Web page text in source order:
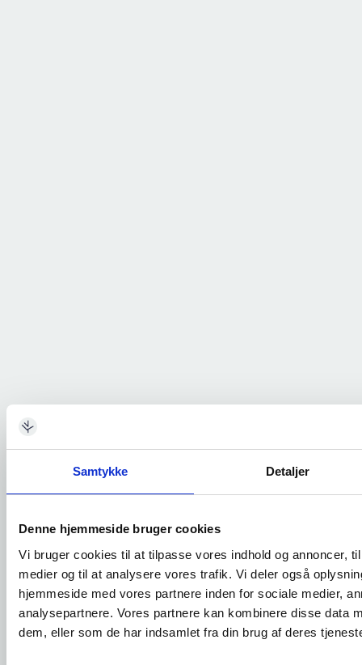
Samtykke Detaljer
Denne hjemmeside bruger cookies
Vi bruger cookies til at tilpasse vores indhold og annoncer,
medier og til at analysere vores trafik. Vi deler også
hjemmeside med vores partnere inden for sociale medier,
analysepartnere. Vores partnere kan kombinere disse data
dem, eller som de har indsamlet fra din brug af deres